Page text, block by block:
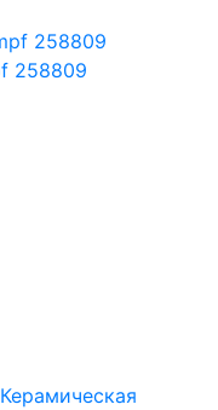
258809
Керамическая